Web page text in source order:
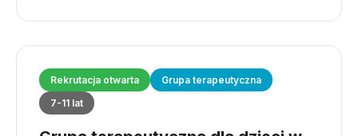
Rekrutacja otwarta
Grupa terapeutyczna
7-11 lat